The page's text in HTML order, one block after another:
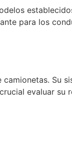
para los
Su
evaluar su